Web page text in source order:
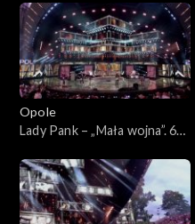
45-lecia zespołu Lady Pank
Opole
Lady Pank – „Mała wojna”. 63.
zespołu Lady Pank